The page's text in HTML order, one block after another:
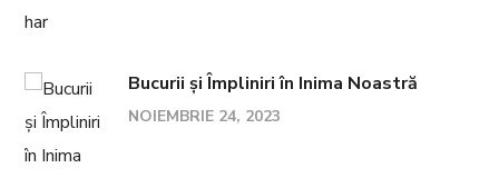
Bucurii și Împliniri în Inima Noastră
NOIEMBRIE 24, 2023